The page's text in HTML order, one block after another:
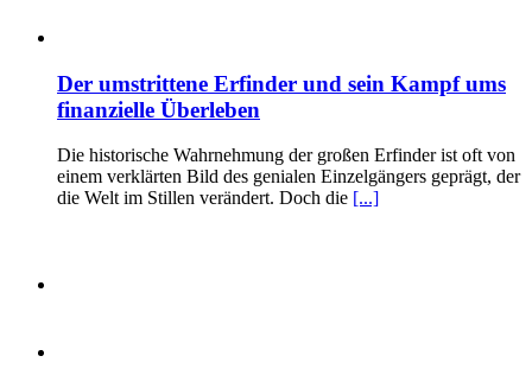
Der umstrittene Erfinder und sein Kampf ums
finanzielle Überleben
Die historische Wahrnehmung der großen Erfinder ist oft von
einem verklärten Bild des genialen Einzelgängers geprägt, der
die Welt im Stillen verändert. Doch die [...]